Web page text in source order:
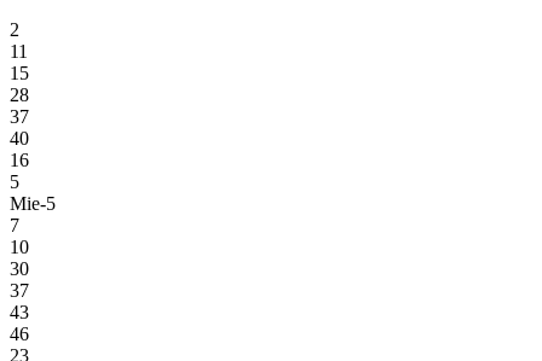
2
11
15
28
37
40
16
5
Mie-5
7
10
30
37
43
46
23